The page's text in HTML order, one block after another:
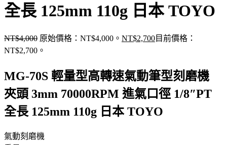
全長 125mm 110g 日本 TOYO
NT$4,000 原始價格：NT$4,000。 NT$2,700目前價格：
NT$2,700。
MG-70S 輕量型高轉速氣動筆型刻磨機
夾頭 3mm 70000RPM 進氣口徑 1/8″PT
全長 125mm 110g 日本 TOYO
氣動刻磨機